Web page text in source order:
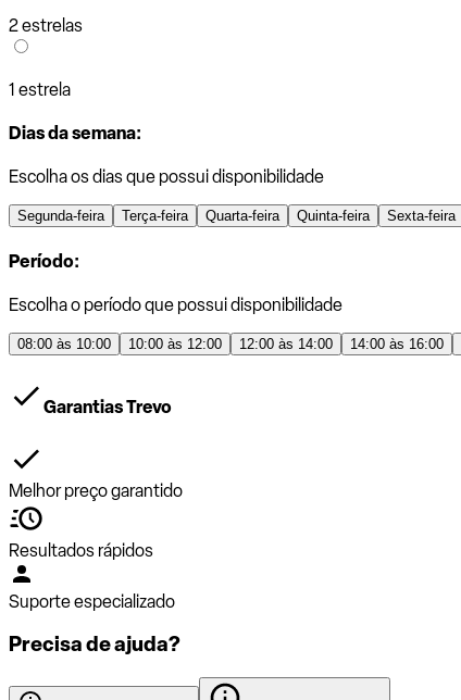
2 estrelas
1 estrela
Dias da semana:
Escolha os dias que possui disponibilidade
Segunda-feira Terça-feira Quarta-feira Quinta-feira Sexta-feira
Período:
Escolha o período que possui disponibilidade
08:00 às 10:00 10:00 às 12:00 12:00 às 14:00 14:00 às 16:00
Garantias Trevo
Melhor preço garantido
Resultados rápidos
Suporte especializado
Precisa de ajuda?